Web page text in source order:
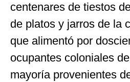
centenares de tiestos
de platos y jarros de la
que alimentó por
ocupantes coloniales
mayoría provenientes